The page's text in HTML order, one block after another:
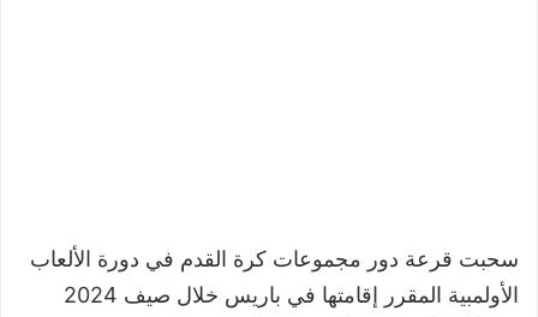
سحبت قرعة دور مجموعات كرة القدم في دورة الألعاب
الأولمبية المقرر إقامتها في باريس خلال صيف 2024